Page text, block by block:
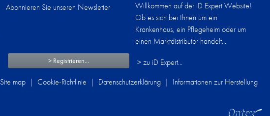
Abonnieren Sie unseren Newsletter
> Registrieren...
Willkommen auf der iD Expert Website!
Ob es sich bei Ihnen um ein
Krankenhaus, ein Pflegeheim oder um
einen Marktdistributor handelt...
> zu iD Expert...
Site map | Cookie-Richtlinie | Datenschutzerklärung | Informationen zur Herstellung